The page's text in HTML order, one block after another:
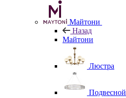
Майтони
Назад
Майтони
Люстра